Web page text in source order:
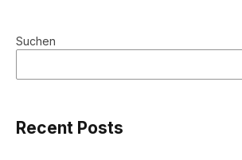
Suchen
Recent Posts